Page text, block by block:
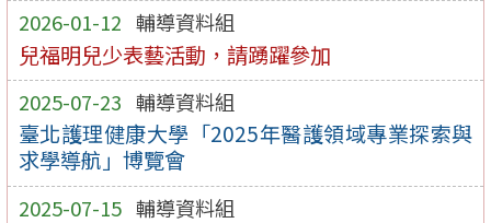
2026-01-12 輔導資料組
兒福明兒少表藝活動，請踴躍參加
2025-07-23 輔導資料組
臺北護理健康大學「2025年醫護領域專業探索與
求學導航」博覽會
2025-07-15 輔導資料組